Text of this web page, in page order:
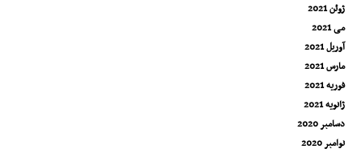
ژوئن 2021
می 2021
آوریل 2021
مارس 2021
فوریه 2021
ژانویه 2021
دسامبر 2020
نوامبر 2020